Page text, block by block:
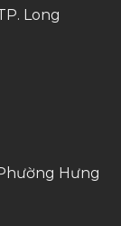
Long
Hưng